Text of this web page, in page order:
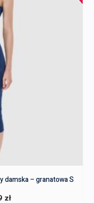
damska – granatowa S
zł